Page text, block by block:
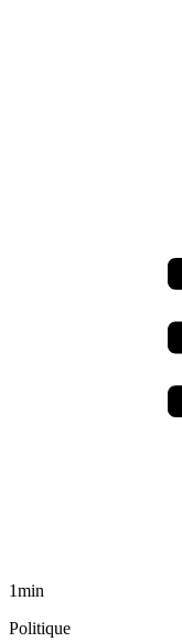
1min
Politique